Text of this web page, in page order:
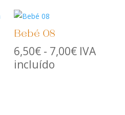
Bebé 08
6,50€ - 7,00€Rango
IVA
incluído